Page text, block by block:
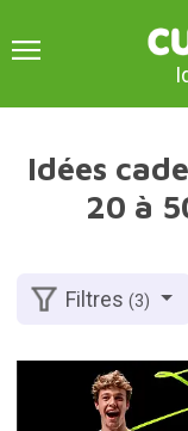
Idées
20 à
Filtres(3)